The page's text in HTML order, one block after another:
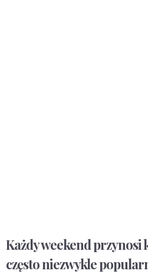
Każdy weekend przynosi
często niezwykle